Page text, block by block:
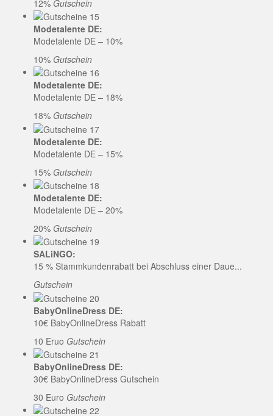
12% Gutschein
Modetalente DE:
Modetalente DE – 10%
10% Gutschein
Modetalente DE:
Modetalente DE – 18%
18% Gutschein
Modetalente DE:
Modetalente DE – 15%
15% Gutschein
Modetalente DE:
Modetalente DE – 20%
20% Gutschein
SALiNGO:
15 % Stammkundenrabatt bei Abschluss einer Daue...
Gutschein
BabyOnlineDress DE:
10€ BabyOnlineDress Rabatt
10 Eruo Gutschein
BabyOnlineDress DE:
30€ BabyOnlineDress Gutschein
30 Euro Gutschein